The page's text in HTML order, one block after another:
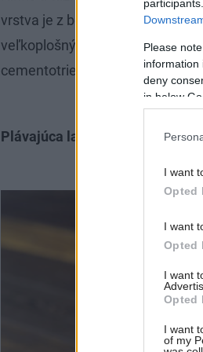
Please
information
deny
in below
I want
Opted
I want
Opted
I want
Opted
I want
of my
vrstva je z betónu), ľahké sa
veľkoplošných dosiek,
cementotriesky a podobne).{R1}
Plávajúca laminátová podlaha